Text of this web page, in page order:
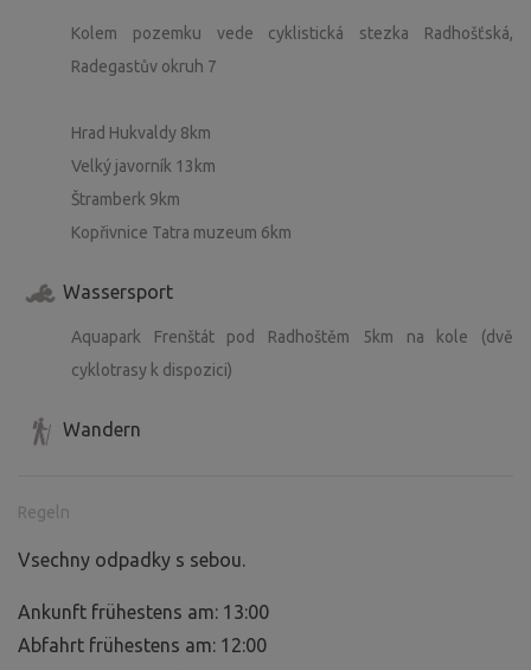
Kolem pozemku vede cyklistická stezka Radhošťská,
Radegastův okruh 7
Hrad Hukvaldy 8km
Velký javorník 13km
Štramberk 9km
Kopřivnice Tatra muzeum 6km
Wassersport
Aquapark Frenštát pod Radhoštěm 5km na kole (dvě
cyklotrasy k dispozici)
Wandern
Regeln
Vsechny odpadky s sebou.
Ankunft frühestens am: 13:00
Abfahrt frühestens am: 12:00